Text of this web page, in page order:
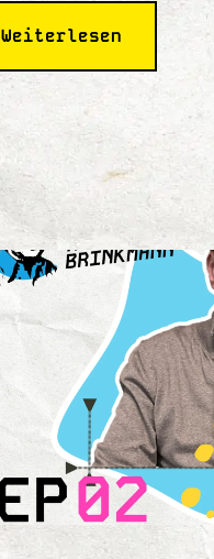
Weiterlesen
Herbert
Piefke